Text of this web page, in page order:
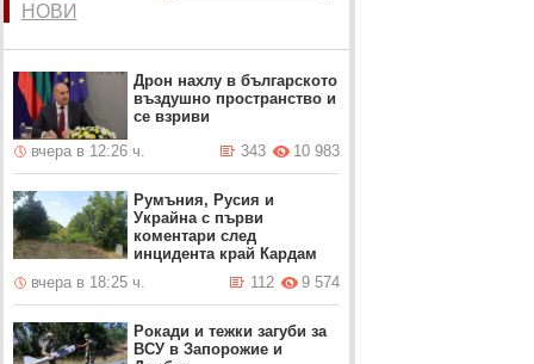
НОВИ
Дрон нахлу в българското
въздушно пространство и
се взриви
вчера в 12:26 ч.
10 983
343
Румъния, Русия и
Украйна с първи
коментари след
инцидента край Кардам
вчера в 18:25 ч.
9 574
112
Рокади и тежки загуби за
ВСУ в Запорожие и